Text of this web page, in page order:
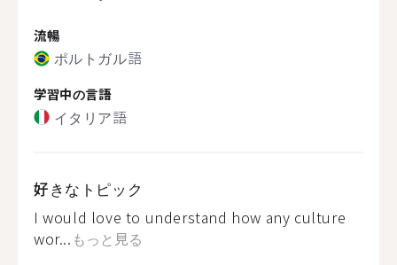
流暢
ポルトガル語
学習中の言語
イタリア語
好きなトピック
I would love to understand how any culture
wor... もっと見る